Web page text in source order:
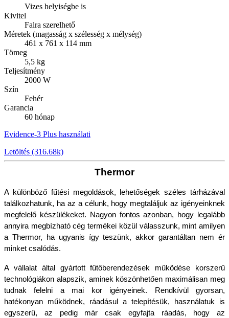
Vizes helyiségbe is
Kivitel
Falra szerelhető
Méretek (magasság x szélesség x mélység)
461 x 761 x 114 mm
Tömeg
5,5 kg
Teljesítmény
2000 W
Szín
Fehér
Garancia
60 hónap
Evidence-3 Plus használati
Letöltés (316.68k)
Thermor
A különböző fűtési megoldások, lehetőségek széles tárházával
találkozhatunk, ha az a célunk, hogy megtaláljuk az igényeinknek
megfelelő készülékeket. Nagyon fontos azonban, hogy legalább
annyira megbízható cég termékei közül válasszunk, mint amilyen
a Thermor, ha ugyanis így teszünk, akkor garantáltan nem ér
minket csalódás.
A vállalat által gyártott fűtőberendezések működése korszerű
technológiákon alapszik, aminek köszönhetően maximálisan meg
tudnak felelni a mai kor igényeinek. Rendkívül gyorsan,
hatékonyan működnek, ráadásul a telepítésük, használatuk is
egyszerű, az pedig már csak egyfajta ráadás, hogy az